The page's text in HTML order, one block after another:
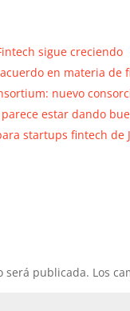
sigue creciendo
en materia de
nuevo
estar dando
startups fintech de
será publicada. Los